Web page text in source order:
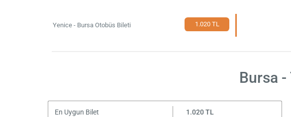
Yenice - Bursa Otobüs Bileti 1.020 TL
Bursa
En Uygun Bilet 1.020 TL